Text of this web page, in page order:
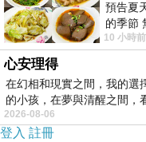
預告夏
的季節
舒心 轉
10 小時前
心安理得
在幻相和現實之間，我的選
的小孩，在夢與清醒之間，
2026-08-06
登入 註冊